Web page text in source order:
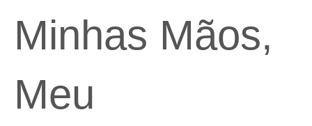
Minhas Mãos,
Meu